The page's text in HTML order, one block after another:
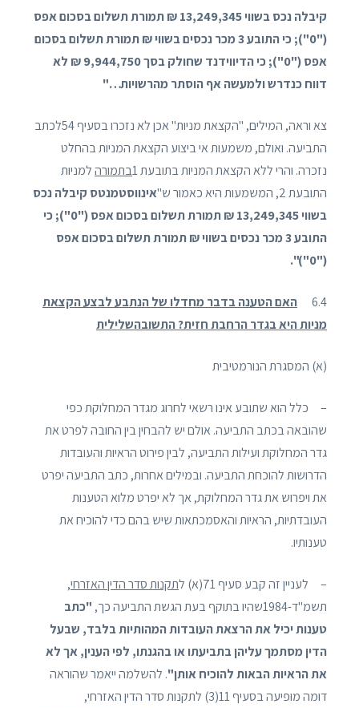
קיבלה נכס בשווי 13,249,345 ₪ תמורת תשלום בסכום אפס
("0"); כי התובע 3 מכר נכסים בשווי ₪ תמורת תשלום בסכום
אפס ("0"); כי הדיווידנד שחולק בסך 9,944,750 ₪ לא
דווח כנדרש ולמעשה אף הוסתר מהרשויות…"
צא וראה, המילים, "הקצאת מניות" אכן לא נזכרו בסעיף 54לכתב
התביעה. ואולם, משמעות אי ביצוע הקצאת המניות בהחלט
נזכרה. והרי ללא הקצאת המניות בתובעת 1 בתמורהלמניות
התובעת 2, המשמעות היא כאמור ש"
אינווסטמנטס קיבלה נכס
בשווי 13,249,345 ₪ תמורת תשלום בסכום אפס
("0"); כי
התובע 3 מכר נכסים בשווי ₪ תמורת תשלום בסכום אפס
("0")".
6.4
האם הטענה בדבר מחדלו של הנתבע לבצע הקצאת
מניות היא בגדר הרחבת חזית? התשובהשלילית
(א) המסגרת הנורמטיבית
– כלל הוא שתובע אינו רשאי לחרוג מגדר המחלוקת כפי
שהובאה בכתב התביעה. אולם יש להבחין בין החובה לפרט את
גדר המחלוקת ועילות התביעה, לבין פירוט הראיות והעובדות
הדרושות להוכחת התביעה. ובמילים אחרות, כתב התביעה יפרט
את ויפרוש את גדר המחלוקת, אך לא יפרט מלוא הטענות
העובדתיות, הראיות והאסמכתאות שיש בהם כדי להוכיח את
טענותיו.
– לעניין זה קבע סעיף 71(א) ל תקנות סדר הדין האזרחי,
תשמ"ד-1984שהיו בתוקף בעת הגשת התביעה כך,
"כתב
טענות יכיל את הרצאת העובדות המהותיות בלבד, שבעל
הדין מסתמך עליהן בתביעתו או בהגנתו, לפי הענין, אך לא
את הראיות הבאות להוכיח אותן". להשלמה ייאמר שהוראה
דומה מופיעה בסעיף 11(3) לתקנות סדר הדין האזרחי,